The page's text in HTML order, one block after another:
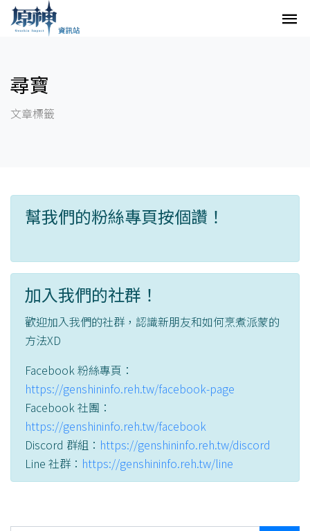
尋寶
文章標籤
幫我們的粉絲專頁按個讚！
加入我們的社群！
歡迎加入我們的社群，認識新朋友和如何烹煮派蒙的
方法XD
Facebook 粉絲專頁：
https://genshininfo.reh.tw/facebook-page
Facebook 社團：
https://genshininfo.reh.tw/facebook
Discord 群組： https://genshininfo.reh.tw/discord
Line 社群： https://genshininfo.reh.tw/line